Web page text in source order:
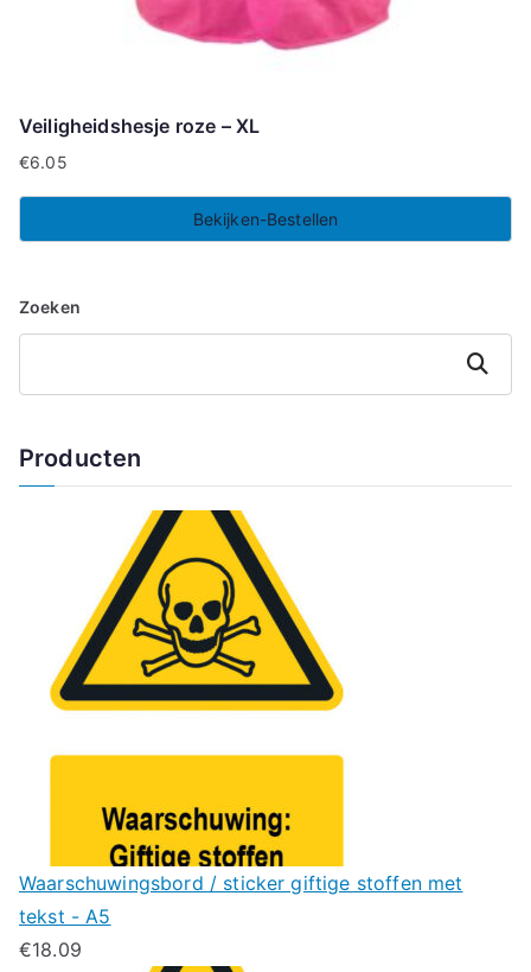
Veiligheidshesje roze – XL
€6.05
Bekijken-Bestellen
Zoeken
Zoeken
Producten
Waarschuwingsbord / sticker giftige stoffen met
tekst - A5
€18.09